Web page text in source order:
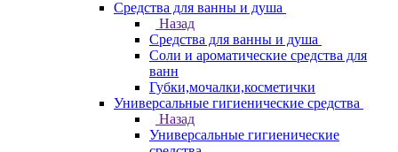
Средства для ванны и душа
Назад
Средства для ванны и душа
Соли и ароматические средства для
ванн
Губки,мочалки,косметички
Универсальные гигиенические средства
Назад
Универсальные гигиенические